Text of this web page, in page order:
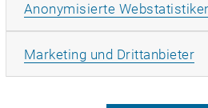
realisieren.
Anonymisierte
Marketing und Drittanbieter